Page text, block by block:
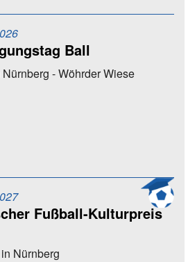
Ball
Nürnberg - Wöhrder Wiese
Fußball-Kulturpreis
in Nürnberg